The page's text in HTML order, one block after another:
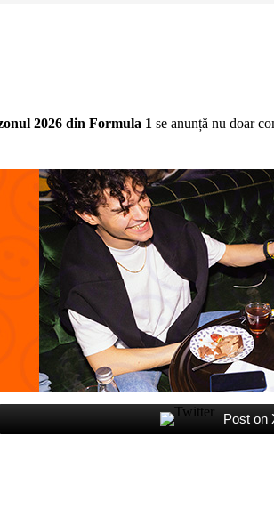
2026 din Formula 1 se anunță nu doar
Post on